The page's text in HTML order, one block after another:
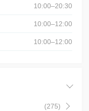
10:00–20:30
10:00–12:00
10:00–12:00
(275)